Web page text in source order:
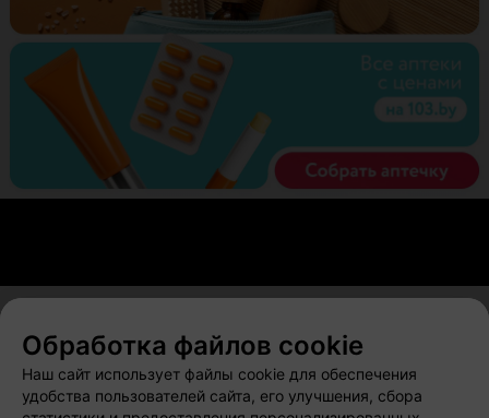
О проекте Новости проекта
Вакансии
Публичный договор
Способы оплаты
Обработка файлов cookie
Наш сайт использует файлы cookie для обеспечения
удобства пользователей сайта, его улучшения, сбора